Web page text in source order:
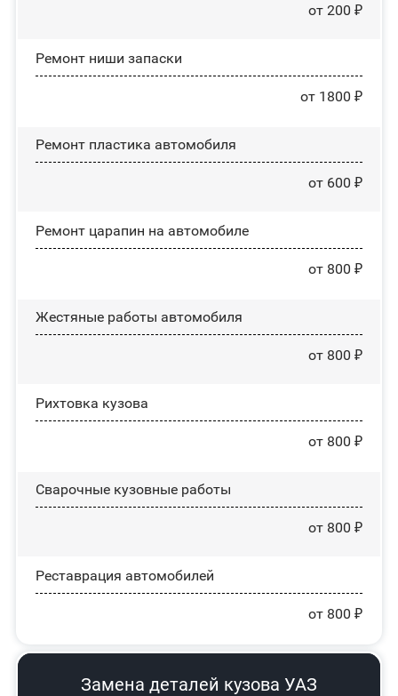
от 200 ₽
Ремонт ниши запаски
от 1800 ₽
Ремонт пластика автомобиля
от 600 ₽
Ремонт царапин на автомобиле
от 800 ₽
Жестяные работы автомобиля
от 800 ₽
Рихтовка кузова
от 800 ₽
Сварочные кузовные работы
от 800 ₽
Реставрация автомобилей
от 800 ₽
Замена деталей кузова УАЗ